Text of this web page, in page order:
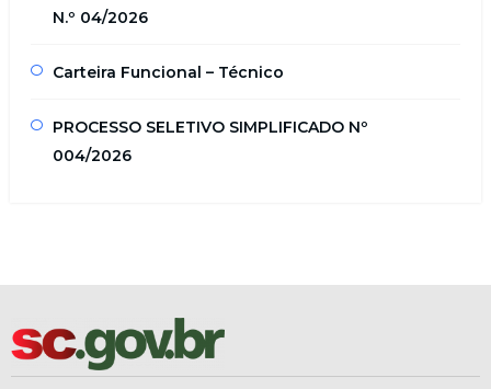
N.º 04/2026
Carteira Funcional – Técnico
PROCESSO SELETIVO SIMPLIFICADO Nº
004/2026